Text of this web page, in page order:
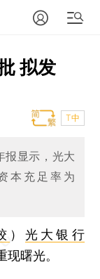
拟发
T中
报显示，光大
本充足率为
）光大银行
现曙光。